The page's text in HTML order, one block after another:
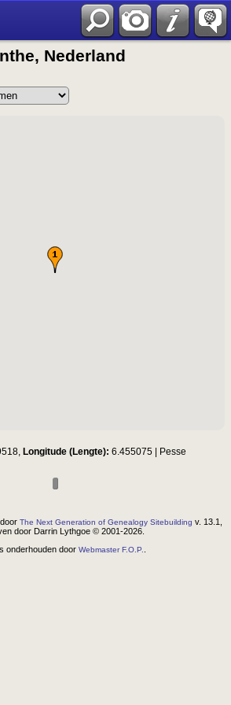
Nederland
Longitude (Lengte): 6.455075 Pesse
The Next Generation of Genealogy Sitebuilding v. 13.1,
door Darrin Lythgoe © 2001-2026.
onderhouden door Webmaster F.O.P.